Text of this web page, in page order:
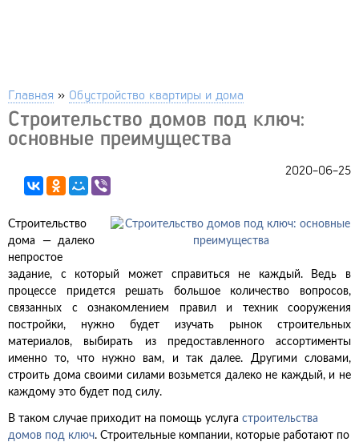
Главная » Обустройство квартиры и дома
Строительство домов под ключ:
основные преимущества
2020-06-25
Строительство
дома — далеко
непростое
задание, с который может справиться не каждый. Ведь в
процессе придется решать большое количество вопросов,
связанных с ознакомлением правил и техник сооружения
постройки, нужно будет изучать рынок строительных
материалов, выбирать из предоставленного ассортименты
именно то, что нужно вам, и так далее. Другими словами,
строить дома своими силами возьмется далеко не каждый, и не
каждому это будет под силу.
В таком случае приходит на помощь услуга строительства
домов под ключ. Строительные компании, которые работают по